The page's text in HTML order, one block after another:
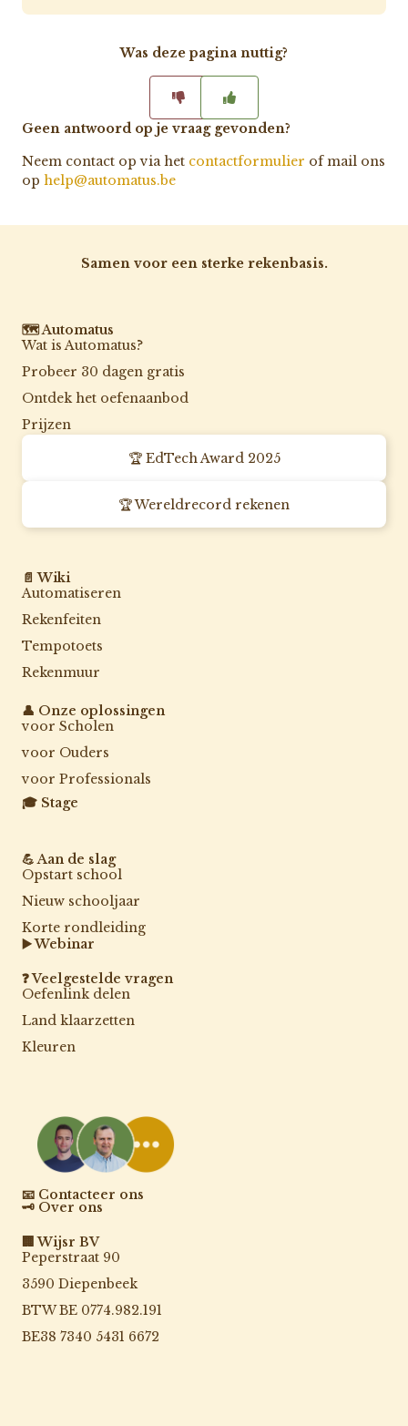
Was deze pagina nuttig?
Geen antwoord op je vraag gevonden?
Neem contact op via het contactformulier of mail ons
op help@automatus.be
Samen voor een sterke rekenbasis.
🗺️ Automatus
Wat is Automatus?
Probeer 30 dagen gratis
Ontdek het oefenaanbod
Prijzen
🏆 EdTech Award 2025
🏆 Wereldrecord rekenen
📄 Wiki
Automatiseren
Rekenfeiten
Tempotoets
Rekenmuur
👤 Onze oplossingen
voor Scholen
voor Ouders
voor Professionals
🎓 Stage
💪 Aan de slag
Opstart school
Nieuw schooljaar
Korte rondleiding
▶️ Webinar
❓ Veelgestelde vragen
Oefenlink delen
Land klaarzetten
Kleuren
📧 Contacteer ons
🗝️ Over ons
🏢 Wijsr BV
Peperstraat 90
3590 Diepenbeek
BTW BE 0774.982.191
BE38 7340 5431 6672